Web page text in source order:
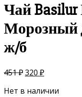
Чай
Морозный
ж/б
451₽320 ₽
Нет в наличии